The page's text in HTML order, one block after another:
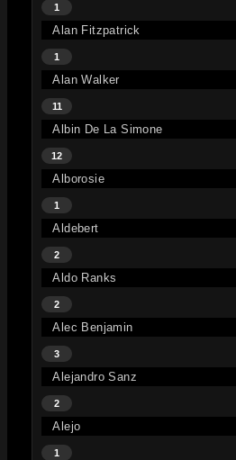
1
Alan Fitzpatrick
1
Alan Walker
11
Albin De La Simone
12
Alborosie
1
Aldebert
2
Aldo Ranks
2
Alec Benjamin
3
Alejandro Sanz
2
Alejo
1